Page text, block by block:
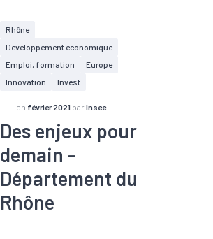
#Industrie
#Mobilité
#Numérique
#Population
#Population
active
#Territoires
Rhône
Développement économique
Emploi, formation
Europe
Innovation
Invest
en février 2021 par Insee
Des enjeux pour
demain -
Département du
Rhône